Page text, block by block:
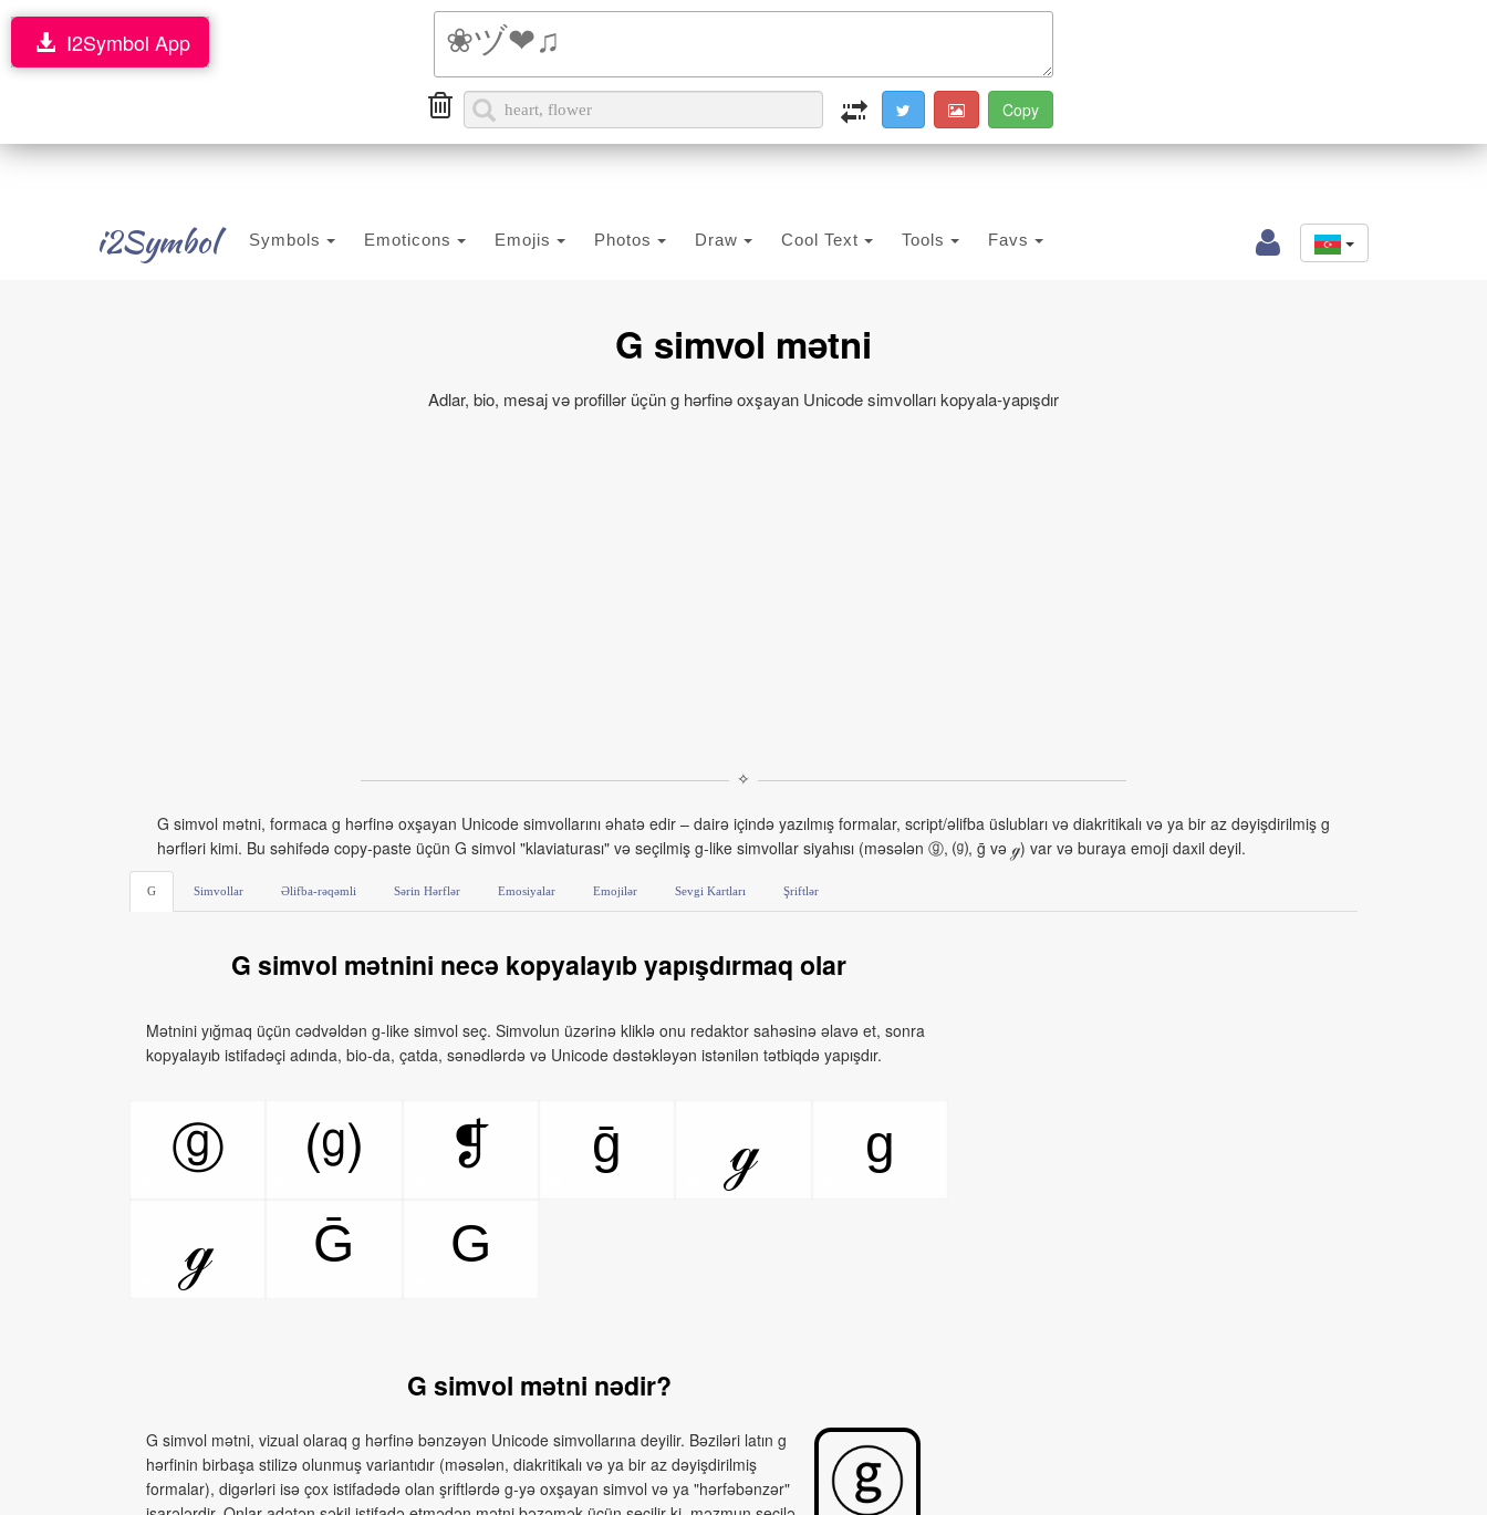
i2Symbol Symbols Emoticons Emojis Photos Draw Cool Text Tools Favs
I2Symbol App
G simvol mətni
Adlar, bio, mesaj və profillər üçün g hərfinə oxşayan Unicode simvolları kopyala‑yapışdır
✧
G simvol mətni, formaca g hərfinə oxşayan Unicode simvollarını əhatə edir – dairə içində yazılmış formalar, script/əlifba üslubları və diakritikalı və ya bir az dəyişdirilmiş g
hərfləri kimi. Bu səhifədə copy‑paste üçün G simvol "klaviaturası" və seçilmiş g‑like simvollar siyahısı (məsələn ⓖ, ⒢, ḡ və ℊ) var və buraya emoji daxil deyil.
G Simvollar Əlifba-rəqəmli Sərin Hərflər Emosiyalar Emojilər Sevgi Kartları Şriftlər
G simvol mətnini necə kopyalayıb yapışdırmaq olar
Mətnini yığmaq üçün cədvəldən g‑like simvol seç. Simvolun üzərinə kliklə onu redaktor sahəsinə əlavə et, sonra
kopyalayıb istifadəçi adında, bio-da, çatda, sənədlərdə və Unicode dəstəkləyən istənilən tətbiqdə yapışdır.
ⓖ ⒢ ❡ ḡ ℊ
g
ℊ
Ḡ G
G simvol mətni nədir?
G simvol mətni, vizual olaraq g hərfinə bənzəyən Unicode simvollarına deyilir. Bəziləri latın g
hərfinin birbaşa stilizə olunmuş variantıdır (məsələn, diakritikalı və ya bir az dəyişdirilmiş
formalar), digərləri isə çox istifadədə olan şriftlərdə g-yə oxşayan simvol və ya "hərfəbənzər"